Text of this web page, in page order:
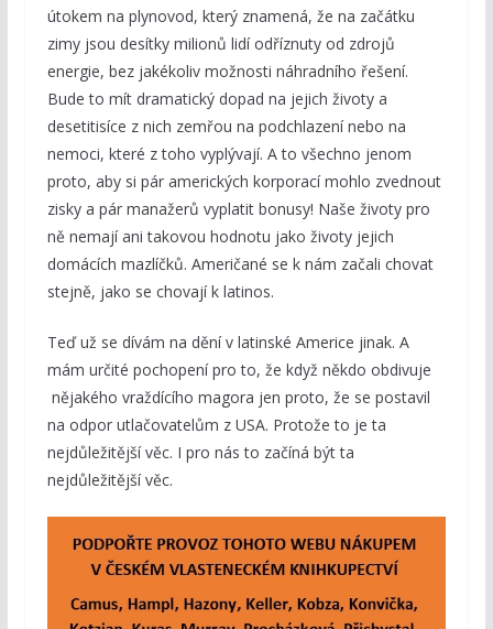
útokem na plynovod, který znamená, že na začátku
zimy jsou desítky milionů lidí odříznuty od zdrojů
energie, bez jakékoliv možnosti náhradního řešení.
Bude to mít dramatický dopad na jejich životy a
desetitisíce z nich zemřou na podchlazení nebo na
nemoci, které z toho vyplývají. A to všechno jenom
proto, aby si pár amerických korporací mohlo zvednout
zisky a pár manažerů vyplatit bonusy! Naše životy pro
ně nemají ani takovou hodnotu jako životy jejich
domácích mazlíčků. Američané se k nám začali chovat
stejně, jako se chovají k latinos.
Teď už se dívám na dění v latinské Americe jinak. A
mám určité pochopení pro to, že když někdo obdivuje
nějakého vraždícího magora jen proto, že se postavil
na odpor utlačovatelům z USA. Protože to je ta
nejdůležitější věc. I pro nás to začíná být ta
nejdůležitější věc.